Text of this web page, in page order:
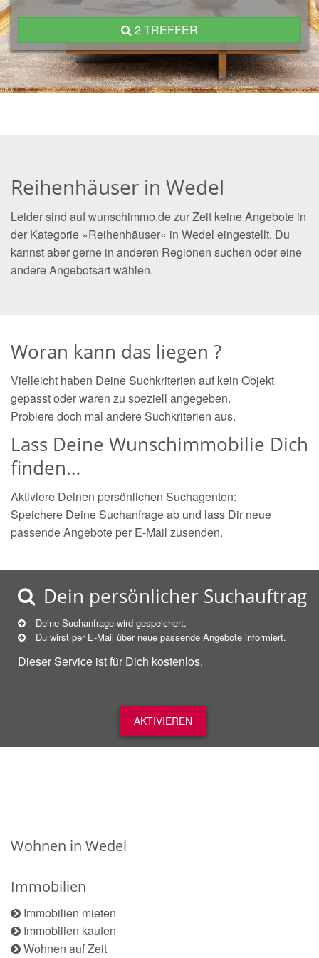
2 TREFFER
Reihenhäuser in Wedel
Leider sind auf wunschimmo.de zur Zeit keine Angebote in
der Kategorie »Reihenhäuser« in Wedel eingestellt. Du
kannst aber gerne in anderen Regionen suchen oder eine
andere Angebotsart wählen.
Woran kann das liegen ?
Vielleicht haben Deine Suchkriterien auf kein Objekt
gepasst oder waren zu speziell angegeben.
Probiere doch mal andere Suchkriterien aus.
Lass Deine Wunschimmobilie Dich
finden…
Aktiviere Deinen persönlichen Suchagenten:
Speichere Deine Suchanfrage ab und lass Dir neue
passende Angebote per E-Mail zusenden.
Dein persönlicher Suchauftrag
Deine Suchanfrage wird gespeichert.
Du wirst per E-Mail über neue passende Angebote informiert.
Dieser Service ist für Dich kostenlos.
AKTIVIEREN
Wohnen in Wedel
Immobilien
Immobilien mieten
Immobilien kaufen
Wohnen auf Zeit